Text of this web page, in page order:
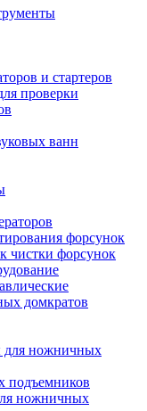
и стартеров
проверки
ванн
форсунок
чистки форсунок
домкратов
для ножничных
подъемников
ножничных